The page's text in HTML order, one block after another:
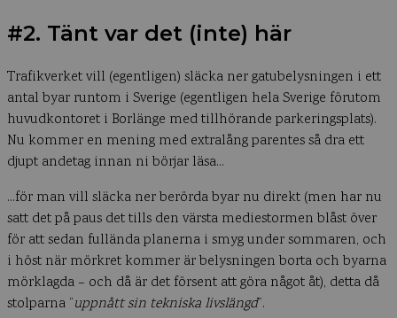
#2. Tänt var det (inte) här
Trafikverket vill (egentligen) släcka ner gatubelysningen i ett
antal byar runtom i Sverige (egentligen hela Sverige förutom
huvudkontoret i Borlänge med tillhörande parkeringsplats).
Nu kommer en mening med extralång parentes så dra ett
djupt andetag innan ni börjar läsa…
…för man vill släcka ner berörda byar nu direkt (men har nu
satt det på paus det tills den värsta mediestormen blåst över
för att sedan fullända planerna i smyg under sommaren, och
i höst när mörkret kommer är belysningen borta och byarna
mörklagda – och då är det försent att göra något åt), detta då
stolparna ”uppnått sin tekniska livslängd”.